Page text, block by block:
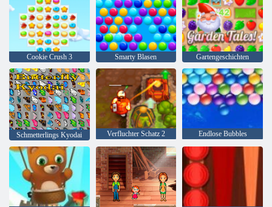
Cookie Crush 3 Smarty Blasen Gartengeschichten
Schmetterlings Kyodai Verfluchter Schatz 2 Endlose Bubbles